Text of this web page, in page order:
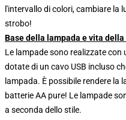
l'intervallo di colori, cambiare la
strobo!
Base della lampada e vita della
Le lampade sono realizzate con
dotate di un cavo USB incluso
lampada. È possibile rendere la
batterie AA pure! Le lampade
a seconda dello stile.